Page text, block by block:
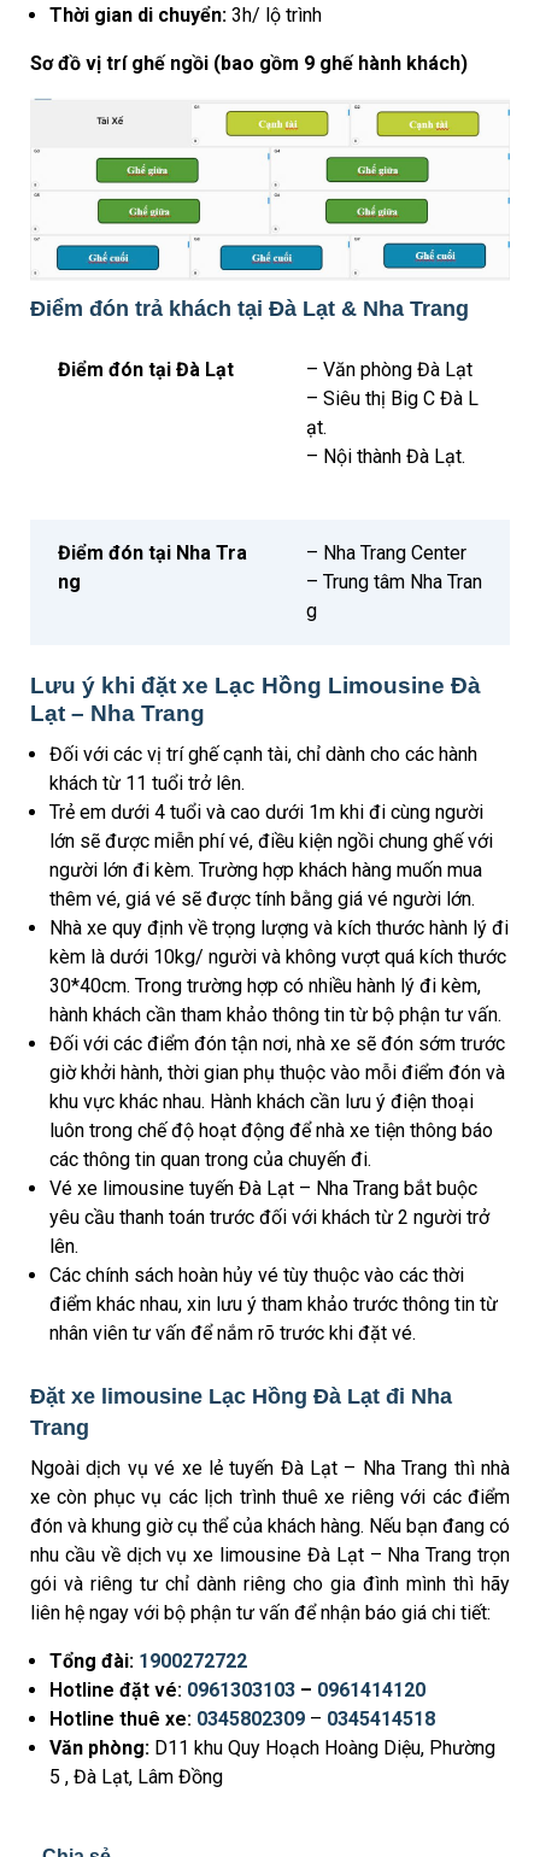
Thời gian di chuyển: 3h/ lộ trình
Sơ đồ vị trí ghế ngồi (bao gồm 9 ghế hành khách)
Điểm đón trả khách tại Đà Lạt & Nha Trang
Điểm đón tại Đà Lạt
– Văn phòng Đà Lạt
– Siêu thị Big C Đà L
ạt.
– Nội thành Đà Lạt.
Điểm đón tại Nha Tra
ng
– Nha Trang Center
– Trung tâm Nha Tran
g
Lưu ý khi đặt xe Lạc Hồng Limousine Đà
Lạt – Nha Trang
Đối với các vị trí ghế cạnh tài, chỉ dành cho các hành
khách từ 11 tuổi trở lên.
Trẻ em dưới 4 tuổi và cao dưới 1m khi đi cùng người
lớn sẽ được miễn phí vé, điều kiện ngồi chung ghế với
người lớn đi kèm. Trường hợp khách hàng muốn mua
thêm vé, giá vé sẽ được tính bằng giá vé người lớn.
Nhà xe quy định về trọng lượng và kích thước hành lý đi
kèm là dưới 10kg/ người và không vượt quá kích thước
30*40cm. Trong trường hợp có nhiều hành lý đi kèm,
hành khách cần tham khảo thông tin từ bộ phận tư vấn.
Đối với các điểm đón tận nơi, nhà xe sẽ đón sớm trước
giờ khởi hành, thời gian phụ thuộc vào mỗi điểm đón và
khu vực khác nhau. Hành khách cần lưu ý điện thoại
luôn trong chế độ hoạt động để nhà xe tiện thông báo
các thông tin quan trong của chuyến đi.
Vé xe limousine tuyến Đà Lạt – Nha Trang bắt buộc
yêu cầu thanh toán trước đối với khách từ 2 người trở
lên.
Các chính sách hoàn hủy vé tùy thuộc vào các thời
điểm khác nhau, xin lưu ý tham khảo trước thông tin từ
nhân viên tư vấn để nắm rõ trước khi đặt vé.
Đặt xe limousine Lạc Hồng Đà Lạt đi Nha
Trang
Ngoài dịch vụ vé xe lẻ tuyến Đà Lạt – Nha Trang thì nhà
xe còn phục vụ các lịch trình thuê xe riêng với các điểm
đón và khung giờ cụ thể của khách hàng. Nếu bạn đang có
nhu cầu về dịch vụ xe limousine Đà Lạt – Nha Trang trọn
gói và riêng tư chỉ dành riêng cho gia đình mình thì hãy
liên hệ ngay với bộ phận tư vấn để nhận báo giá chi tiết:
Tổng đài: 1900272722
Hotline đặt vé: 0961303103 – 0961414120
Hotline thuê xe: 0345802309 – 0345414518
Văn phòng: D11 khu Quy Hoạch Hoàng Diệu, Phường
5 , Đà Lạt, Lâm Đồng